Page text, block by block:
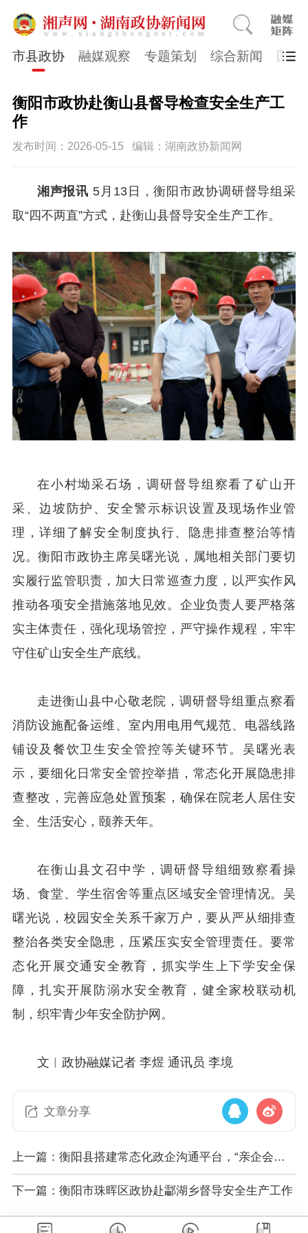
市县政协 融媒观察 专题策划 综合新闻 国医
衡阳市政协赴衡山县督导检查安全生产工
作
发布时间：2026-05-15 编辑：湖南政协新闻网
湘声报讯 5月13日，衡阳市政协调研督导组采
取“四不两直”方式，赴衡山县督导安全生产工作。
在小村坳采石场，调研督导组察看了矿山开
采、边坡防护、安全警示标识设置及现场作业管
理，详细了解安全制度执行、隐患排查整治等情
况。衡阳市政协主席吴曙光说，属地相关部门要切
实履行监管职责，加大日常巡查力度，以严实作风
推动各项安全措施落地见效。企业负责人要严格落
实主体责任，强化现场管控，严守操作规程，牢牢
守住矿山安全生产底线。
走进衡山县中心敬老院，调研督导组重点察看
消防设施配备运维、室内用电用气规范、电器线路
铺设及餐饮卫生安全管控等关键环节。吴曙光表
示，要细化日常安全管控举措，常态化开展隐患排
查整改，完善应急处置预案，确保在院老人居住安
全、生活安心，颐养天年。
在衡山县文召中学，调研督导组细致察看操
场、食堂、学生宿舍等重点区域安全管理情况。吴
曙光说，校园安全关系千家万户，要从严从细排查
整治各类安全隐患，压紧压实安全管理责任。要常
态化开展交通安全教育，抓实学生上下学安全保
障，扎实开展防溺水安全教育，健全家校联动机
制，织牢青少年安全防护网。
文︱政协融媒记者 李煜 通讯员 李境
文章分享
上一篇：衡阳县搭建常态化政企沟通平台，“亲企会客
厅”政企共解难题
下一篇：衡阳市珠晖区政协赴酃湖乡督导安全生产工作